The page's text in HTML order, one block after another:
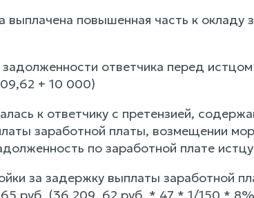
выплачена повышенная часть к
ответчика перед
+ 10 000)
к ответчику с претензией,
заработной платы, возмещении
по заработной плате
за задержку выплаты заработной